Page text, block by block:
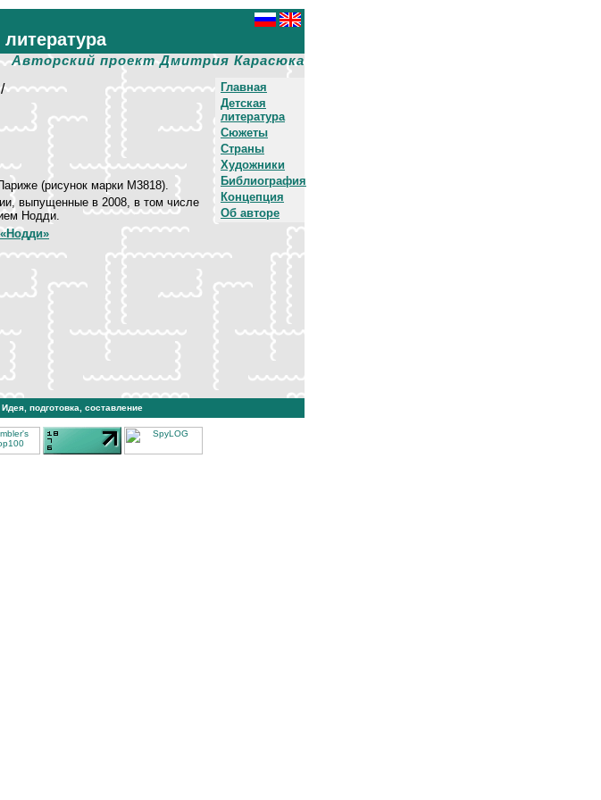
литература
Авторский проект Дмитрия Карасюка
Главная
Детская
литература
Сюжеты
Страны
Художники
Библиография
Концепция
Об авторе
(рисунок марки М3818).
выпущенные в 2008, в том числе
Нодди.
«Нодди»
. Идея, подготовка, составление